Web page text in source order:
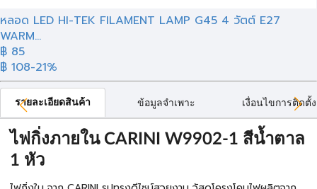
หลอด LED HI-TEK FILAMENT LAMP G45 4 วัตต์ E27
WARM...
฿ 85
฿ 108-21%
รายละเอียดสินค้า ข้อมูลจำเพาะ เงื่อนไขการติดตั้ง
ไฟกิ่งภายใน CARINI W9902-1 สีน้ำตาล
1 หัว